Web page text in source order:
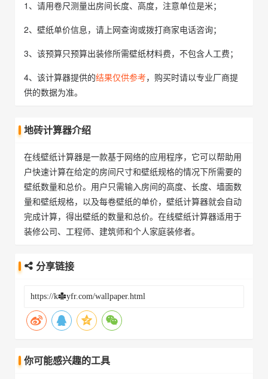
1、请用卷尺测量出房间长度、高度，注意单位是米；
2、壁纸单价信息，请上网查询或拨打商家电话咨询；
3、该预算只预算出装修所需壁纸材料费，不包含人工费；
4、该计算器提供的结果仅供参考，购买时请以专业厂商提
供的数据为准。
地砖计算器介绍
在线壁纸计算器是一款基于网络的应用程序，它可以帮助用
户快速计算在给定的房间尺寸和壁纸规格的情况下所需要的
壁纸数量和总价。用户只需输入房间的高度、长度、墙面数
量和壁纸规格，以及每卷壁纸的单价，壁纸计算器就会自动
完成计算，得出壁纸的数量和总价。在线壁纸计算器适用于
装修公司、工程师、建筑师和个人家庭装修者。
分享链接
你可能感兴趣的工具